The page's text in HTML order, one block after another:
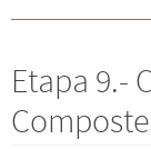
Etapa 9.-